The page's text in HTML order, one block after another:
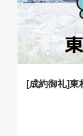
[成約御礼]東